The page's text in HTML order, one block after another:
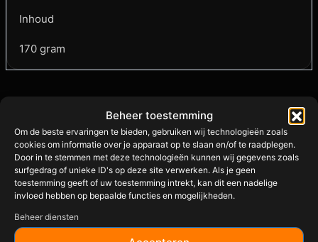
Beheer toestemming
Om de beste ervaringen te bieden, gebruiken wij technologieën zoals
cookies om informatie over je apparaat op te slaan en/of te raadplegen.
Door in te stemmen met deze technologieën kunnen wij gegevens zoals
surfgedrag of unieke ID's op deze site verwerken. Als je geen
toestemming geeft of uw toestemming intrekt, kan dit een nadelige
invloed hebben op bepaalde functies en mogelijkheden.
Beheer diensten
Inhoud
170 gram
Gerelateerde
producten